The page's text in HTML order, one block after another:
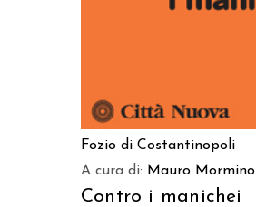
Fozio di Costantinopoli
A cura di: Mauro Mormino
Contro i manichei